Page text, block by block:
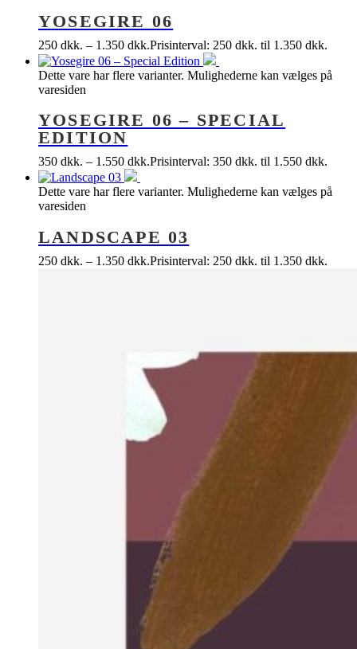
YOSEGIRE 06
250 dkk. – 1.350 dkk.Prisinterval: 250 dkk. til 1.350 dkk.
Dette vare har flere varianter. Mulighederne kan vælges på
varesiden
YOSEGIRE 06 – SPECIAL
EDITION
350 dkk. – 1.550 dkk.Prisinterval: 350 dkk. til 1.550 dkk.
Dette vare har flere varianter. Mulighederne kan vælges på
varesiden
LANDSCAPE 03
250 dkk. – 1.350 dkk.Prisinterval: 250 dkk. til 1.350 dkk.